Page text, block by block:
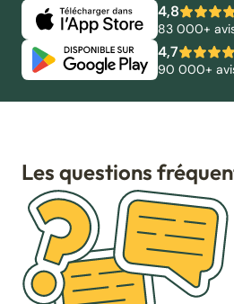
4,8
83 000+
4,7
90 000+
Les questions